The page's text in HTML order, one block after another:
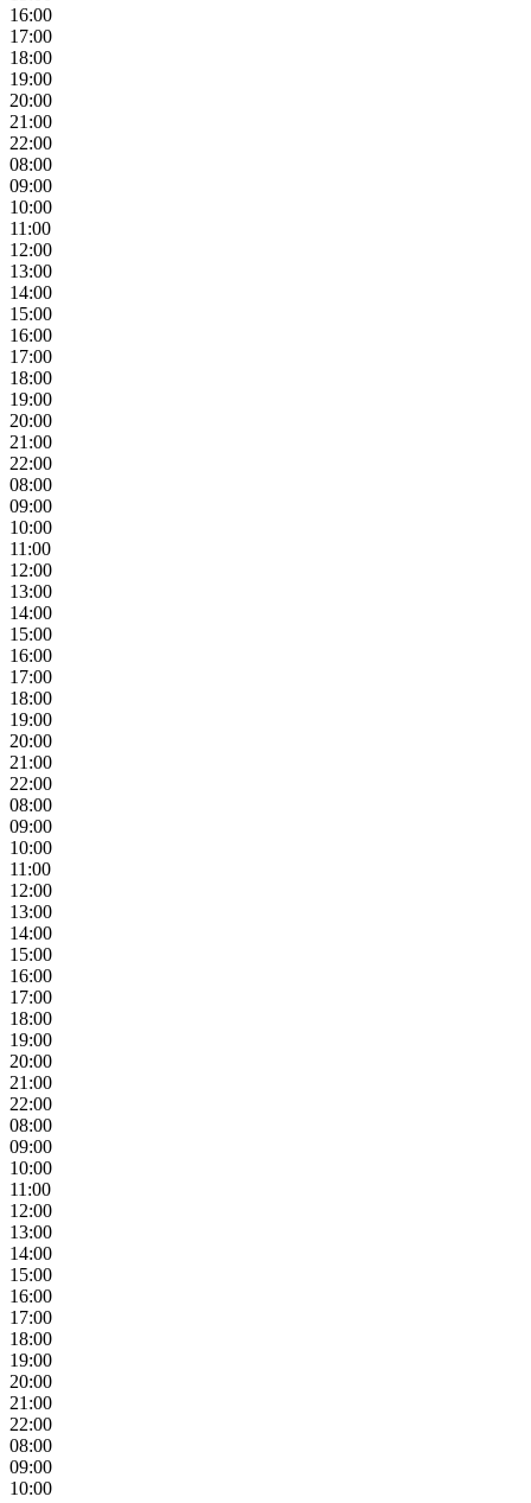
16:00
17:00
18:00
19:00
20:00
21:00
22:00
08:00
09:00
10:00
11:00
12:00
13:00
14:00
15:00
16:00
17:00
18:00
19:00
20:00
21:00
22:00
08:00
09:00
10:00
11:00
12:00
13:00
14:00
15:00
16:00
17:00
18:00
19:00
20:00
21:00
22:00
08:00
09:00
10:00
11:00
12:00
13:00
14:00
15:00
16:00
17:00
18:00
19:00
20:00
21:00
22:00
08:00
09:00
10:00
11:00
12:00
13:00
14:00
15:00
16:00
17:00
18:00
19:00
20:00
21:00
22:00
08:00
09:00
10:00